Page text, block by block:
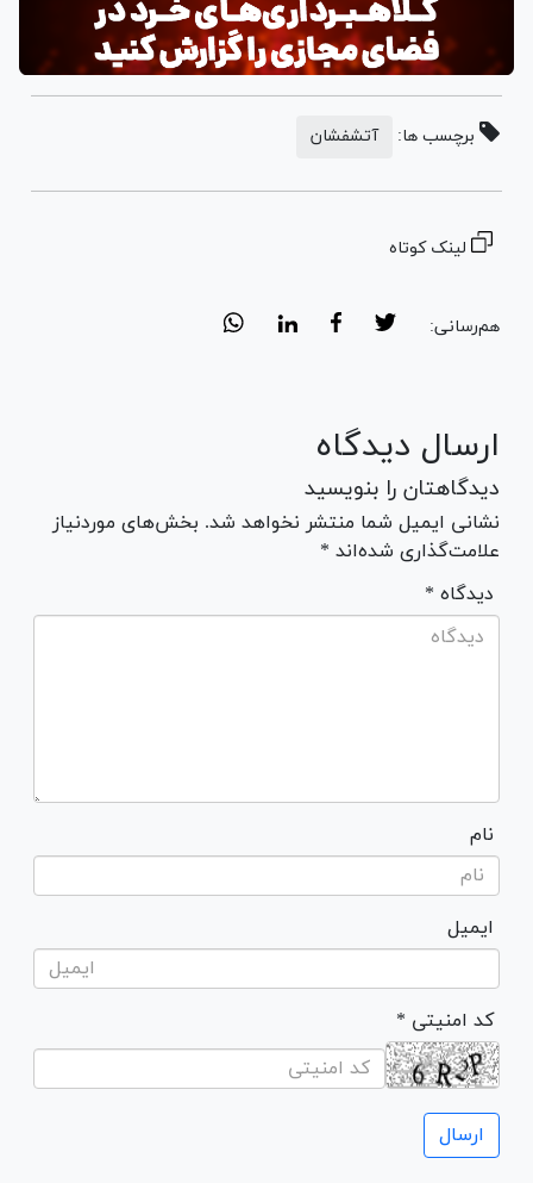
برچسب ها: آتشفشان
لینک کوتاه
هم‌رسانی:
ارسال دیدگاه
دیدگاهتان را بنویسید
نشانی ایمیل شما منتشر نخواهد شد. بخش‌های موردنیاز
علامت‌گذاری شده‌اند *
* دیدگاه
نام
ایمیل
* کد امنیتی